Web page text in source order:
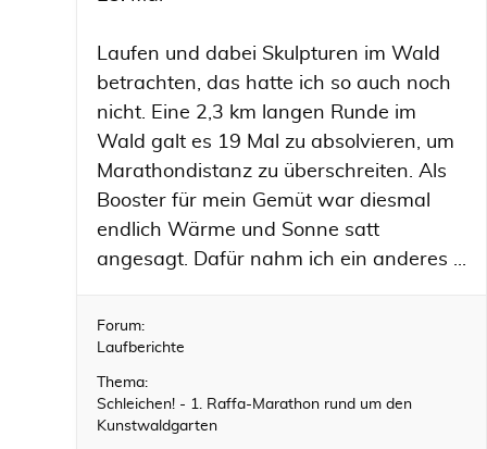
Laufen und dabei Skulpturen im Wald
betrachten, das hatte ich so auch noch
nicht. Eine 2,3 km langen Runde im
Wald galt es 19 Mal zu absolvieren, um
Marathondistanz zu überschreiten. Als
Booster für mein Gemüt war diesmal
endlich Wärme und Sonne satt
angesagt. Dafür nahm ich ein anderes ...
Forum:
Laufberichte
Thema:
Schleichen! - 1. Raffa-Marathon rund um den
Kunstwaldgarten